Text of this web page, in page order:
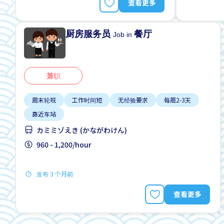
查看更多
厨房服务员Job in餐厅
兼职
周末轮班 工作时间短 无经验要求
每周2-3天
靠近车站
カミミゾえき (かながわけん)
960 - 1,200/hour
发布 3 个月前
查看更多